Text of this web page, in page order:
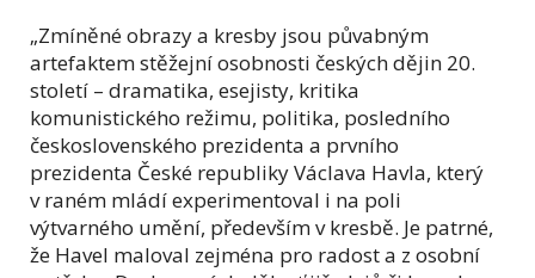
„Zmíněné obrazy a kresby jsou půvabným
artefaktem stěžejní osobnosti českých dějin 20.
století – dramatika, esejisty, kritika
komunistického režimu, politika, posledního
československého prezidenta a prvního
prezidenta České republiky Václava Havla, který
v raném mládí experimentoval i na poli
výtvarného umění, především v kresbě. Je patrné,
že Havel maloval zejména pro radost a z osobní